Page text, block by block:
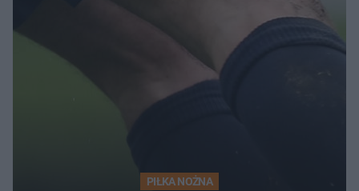
PIŁKA NOŻNA